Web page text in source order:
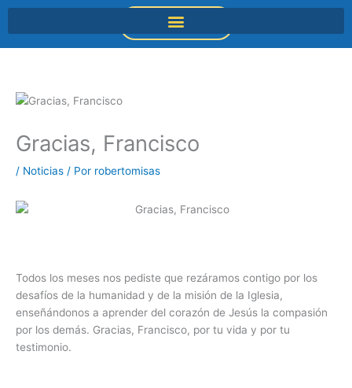
DONACIONES
Gracias, Francisco
/ Noticias / Por robertomisas
Todos los meses nos pediste que rezáramos contigo por los
desafíos de la humanidad y de la misión de la Iglesia,
enseñándonos a aprender del corazón de Jesús la compasión
por los demás. Gracias, Francisco, por tu vida y por tu
testimonio.